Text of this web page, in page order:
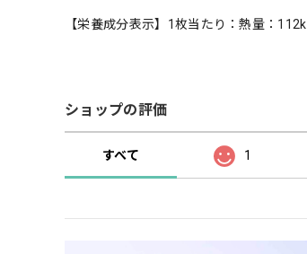
【栄養成分表示】1枚当たり：熱量：
ショップの評価
すべて 1